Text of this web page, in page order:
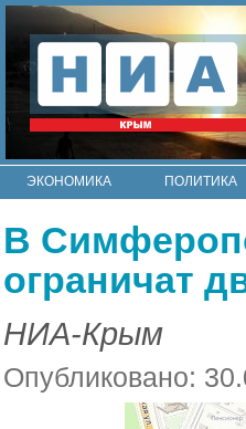
ЭКОНОМИКА ПОЛИТИКА
В
ограничат
НИА-Крым
Опубликовано: